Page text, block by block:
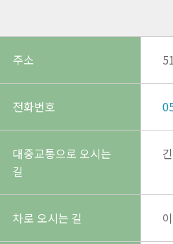
주소
전화번호
대중교통으로 오시는
길
차로 오시는 길